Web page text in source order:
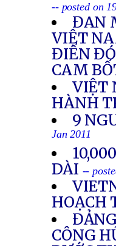
-- posted on
ĐAN
VIỆT
ĐIỂN
CAM
VIỆT
HÀNH
9
Jan 2011
DÀI --
HOẠCH
CÔNG